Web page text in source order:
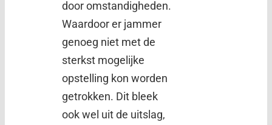
door omstandigheden.
Waardoor er jammer
genoeg niet met de
sterkst mogelijke
opstelling kon worden
getrokken. Dit bleek
ook wel uit de uitslag,